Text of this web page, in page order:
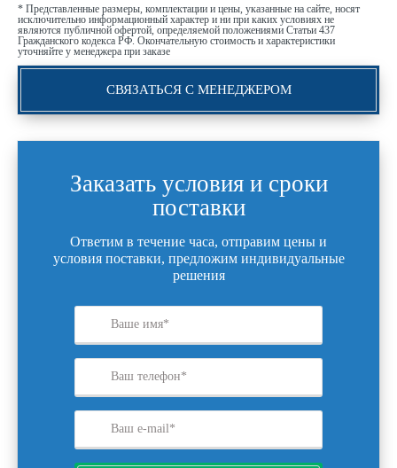
* Представленные размеры, комплектации и цены, указанные на сайте, носят
исключительно информационный характер и ни при каких условиях не
являются публичной офертой, определяемой положениями Статьи 437
Гражданского кодекса РФ. Окончательную стоимость и характеристики
уточняйте у менеджера при заказе
СВЯЗАТЬСЯ С МЕНЕДЖЕРОМ
Заказать условия и сроки
поставки
Ответим в течение часа, отправим цены и
условия поставки, предложим индивидуальные
решения